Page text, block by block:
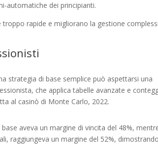
automatiche dei principianti.
rapide e migliorano la gestione
strategia di base semplice può aspettarsi una
che applica tabelle avanzate e
al casinò di Monte Carlo, 2022.
aveva un margine di vincita del 48%,
raggiungeva un margine del 52%,